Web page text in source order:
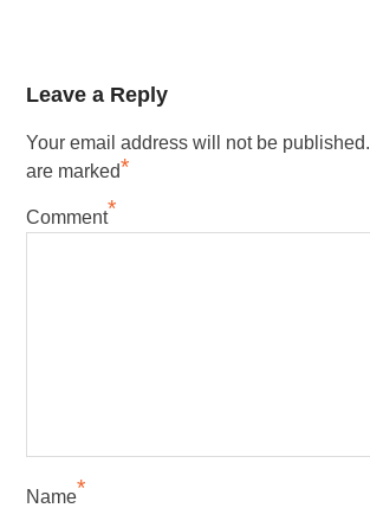
Leave a Reply
Your email address will not be published.
are marked*
Comment*
Name*